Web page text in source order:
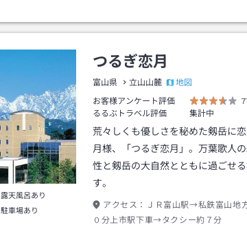
露天風呂あり
駐車場あり
つるぎ恋月
富山県 立山山麓
地図
お客様アンケート評価
るるぶトラベル評価
集計中
荒々しくも優しさを秘めた剱岳に
月様、「つるぎ恋月」。万葉歌人
性と剱岳の大自然とともに過ごせ
す。
アクセス：
ＪＲ富山駅→私鉄富山地
０分上市駅下車→タクシー約７分